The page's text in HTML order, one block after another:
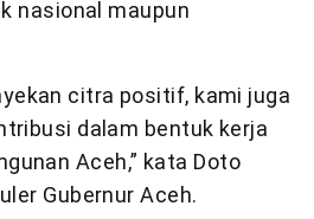
nasional maupun
citra positif, kami juga
dalam bentuk kerja
Aceh,” kata Doto
Gubernur Aceh.